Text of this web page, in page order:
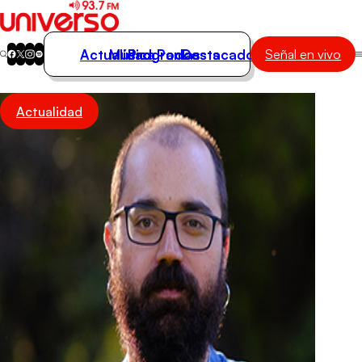
Actualidad
Música
Programas
Podcasts
Actualidad
Música
Programas
Podcasts
Destacados Señal en vivo
Actualidad